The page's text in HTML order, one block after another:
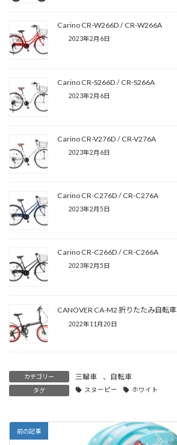
Carino CR-W266D / CR-W266A
2023年2月6日
Carino CR-S266D / CR-S266A
2023年2月6日
Carino CR-V276D / CR-V276A
2023年2月6日
Carino CR-C276D / CR-C276A
2023年2月5日
Carino CR-C266D / CR-C266A
2023年2月5日
CANOVER CA-M2 折りたたみ自転車
2022年11月20日
カテゴリー 三輪車 、 自転車
タグ スヌーピー ホワイト
前の記事